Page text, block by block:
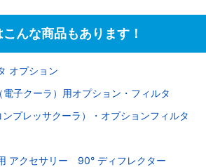
んな商品もあります！
オプション
子クーラ）用オプション・フィルタ
プレッサクーラ）・オプションフィルタ
アクセサリー 90° ディフレクター